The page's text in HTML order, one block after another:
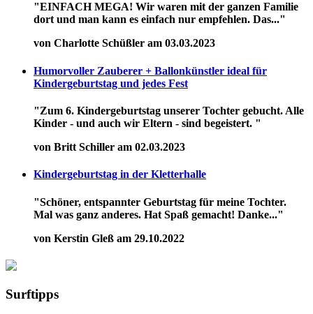
"EINFACH MEGA! Wir waren mit der ganzen Familie
dort und man kann es einfach nur empfehlen. Das..."
von Charlotte Schüßler am 03.03.2023
Humorvoller Zauberer + Ballonkünstler ideal für
Kindergeburtstag und jedes Fest
"Zum 6. Kindergeburtstag unserer Tochter gebucht. Alle
Kinder - und auch wir Eltern - sind begeistert. "
von Britt Schiller am 02.03.2023
Kindergeburtstag in der Kletterhalle
"Schöner, entspannter Geburtstag für meine Tochter.
Mal was ganz anderes. Hat Spaß gemacht! Danke..."
von Kerstin Gleß am 29.10.2022
Surftipps